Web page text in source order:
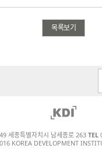
목록보기
세종특별자치시 남세종로 263 TEL
KOREA DEVELOPMENT